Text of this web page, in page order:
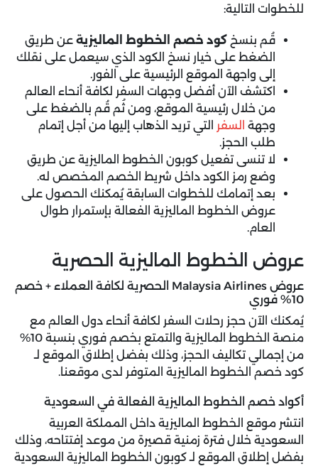
للخطوات التالية:
قُم بنسخ كود خصم الخطوط الماليزية عن طريق
الضغط على خيار نسخ الكود الذي سيعمل على نقلك
إلى واجهة الموقع الرئيسية على الفور.
اكتشف الآن أفضل وجهات السفر لكافة أنحاء العالم
من خلال رئيسية الموقع، ومن ثُم قُم بالضغط على
وجهة السفر
التي تريد الذهاب إليها من أجل إتمام
طلب الحجز.
لا تنسى تفعيل كوبون الخطوط الماليزية عن طريق
وضع رمز الكود داخل شريط الخصم المخصص له.
بعد إتمامك للخطوات السابقة يُمكنك الحصول على
عروض الخطوط الماليزية الفعالة بإستمرار طوال
العام.
عروض الخطوط الماليزية الحصرية
عروض Malaysia Airlines الحصرية لكافة العملاء + خصم
10% فوري
يُمكنك الآن حجز رحلات السفر لكافة أنحاء دول العالم مع
منصة الخطوط الماليزية والتمتع بخصم فوري بنسبة 10%
من إجمالي تكاليف الحجز، وذلك بفضل إطلاق الموقع لـ
كود خصم الخطوط الماليزية المتوفر لدى موقعنا.
أكواد خصم الخطوط الماليزية الفعالة في السعودية
انتشر موقع الخطوط الماليزية داخل المملكة العربية
السعودية خلال فترة زمنية قصيرة من موعد إفتتاحه، وذلك
بفضل إطلاق الموقع لـ كوبون الخطوط الماليزية السعودية